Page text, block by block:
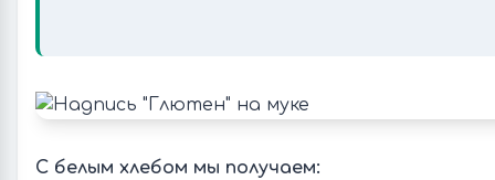
С белым хлебом мы получаем: